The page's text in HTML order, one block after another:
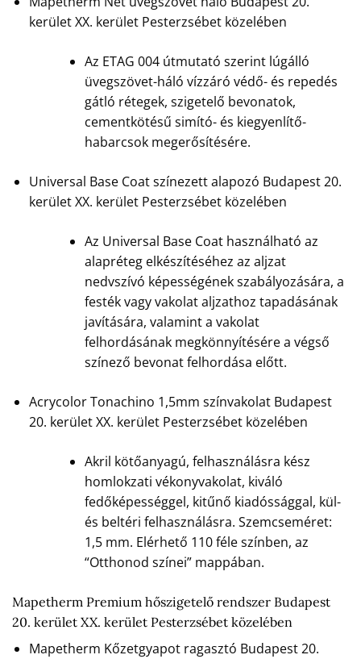
kerület XX. kerület Pesterzsébet közelében
Az ETAG 004 útmutató szerint lúgálló
üvegszövet-háló vízzáró védő- és repedés
gátló rétegek, szigetelő bevonatok,
cementkötésű simító- és kiegyenlítő-
habarcsok megerősítésére.
Universal Base Coat színezett alapozó Budapest 20.
kerület XX. kerület Pesterzsébet közelében
Az Universal Base Coat használható az
alapréteg elkészítéséhez az aljzat
nedvszívó képességének szabályozására, a
festék vagy vakolat aljzathoz tapadásának
javítására, valamint a vakolat
felhordásának megkönnyítésére a végső
színező bevonat felhordása előtt.
Acrycolor Tonachino 1,5mm színvakolat Budapest
20. kerület XX. kerület Pesterzsébet közelében
Akril kötőanyagú, felhasználásra kész
homlokzati vékonyvakolat, kiváló
fedőképességgel, kitűnő kiadóssággal, kül-
és beltéri felhasználásra. Szemcseméret:
1,5 mm. Elérhető 110 féle színben, az
“Otthonod színei” mappában.
Mapetherm Premium hőszigetelő rendszer Budapest
20. kerület XX. kerület Pesterzsébet közelében
Mapetherm Kőzetgyapot ragasztó Budapest 20.